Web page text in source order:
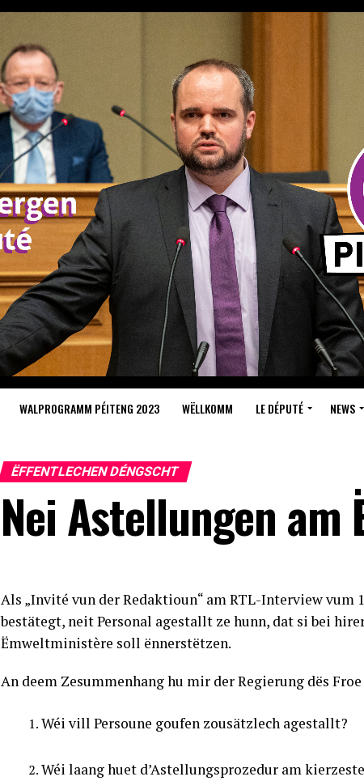
WALPROGRAMM PÉITENG 2023 WËLLKOMM LE DÉPUTÉ NEWS
ËFFENTLECHEN DÉNGSCHT
Nei Astellungen
Als „Invité vun der Redaktioun“ am RTL-Interview vum
bestätegt, neit Personal agestallt ze hunn, dat si bei
Ëmweltministère soll ënnerstëtzen.
An deem Zesummenhang hu mir der Regierung dës
Wéi vill Persoune goufen zousätzlech agestallt?
Wéi laang huet d’Astellungsprozedur am